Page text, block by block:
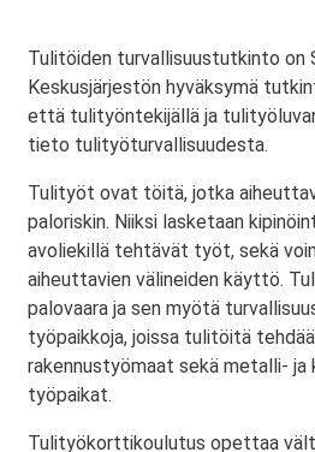
Tulitöiden turvallisuustutkinto on
Keskusjärjestön hyväksymä
että tulityöntekijällä ja
tieto tulityöturvallisuudesta.
Tulityöt ovat töitä, jotka
paloriskin. Niiksi lasketaan
avoliekillä tehtävät työt, sekä
aiheuttavien välineiden käyttö.
palovaara ja sen myötä
työpaikkoja, joissa tulitöitä
rakennustyömaat sekä metalli- ja
työpaikat.
Tulityökorttikoulutus opettaa